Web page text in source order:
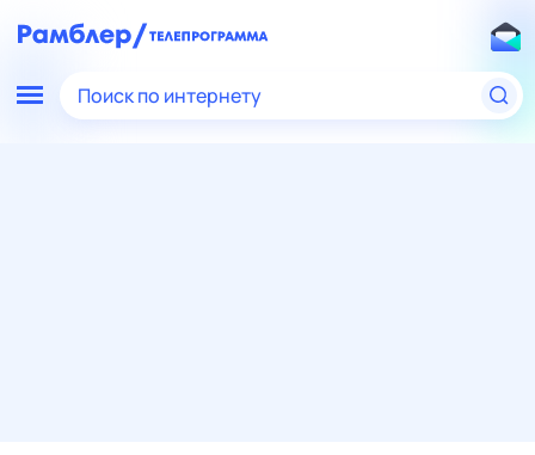
Поиск по интернету